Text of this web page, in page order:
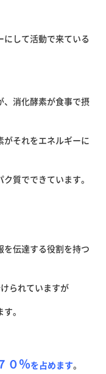
して活動で来ている
、消化酵素が食事で摂
がそれをエネルギーに
質でできています。
伝達する役割を持つ
られていますが
。
０％を占めます。